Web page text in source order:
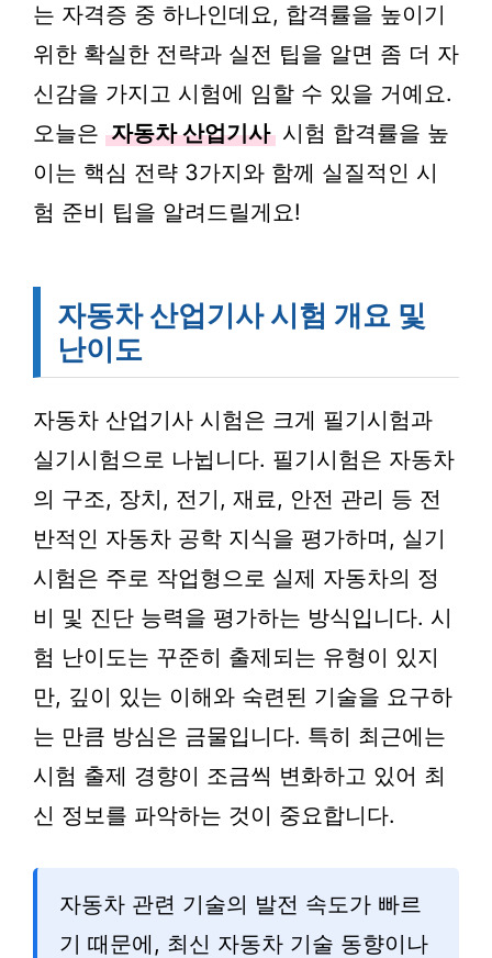
는 자격증 중 하나인데요, 합격률을 높이기
위한 확실한 전략과 실전 팁을 알면 좀 더 자
신감을 가지고 시험에 임할 수 있을 거예요.
오늘은 자동차 산업기사 시험 합격률을 높
이는 핵심 전략 3가지와 함께 실질적인 시
험 준비 팁을 알려드릴게요!
자동차 산업기사 시험 개요 및
난이도
자동차 산업기사 시험은 크게 필기시험과
실기시험으로 나뉩니다. 필기시험은 자동차
의 구조, 장치, 전기, 재료, 안전 관리 등 전
반적인 자동차 공학 지식을 평가하며, 실기
시험은 주로 작업형으로 실제 자동차의 정
비 및 진단 능력을 평가하는 방식입니다. 시
험 난이도는 꾸준히 출제되는 유형이 있지
만, 깊이 있는 이해와 숙련된 기술을 요구하
는 만큼 방심은 금물입니다. 특히 최근에는
시험 출제 경향이 조금씩 변화하고 있어 최
신 정보를 파악하는 것이 중요합니다.
자동차 관련 기술의 발전 속도가 빠르
기 때문에, 최신 자동차 기술 동향이나